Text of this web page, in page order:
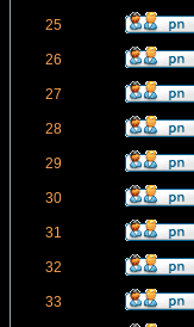
25
26
27
28
29
30
31
32
33